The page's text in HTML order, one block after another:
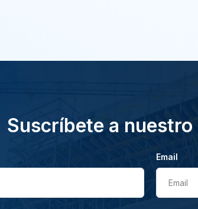
Suscríbete a
Email
Email